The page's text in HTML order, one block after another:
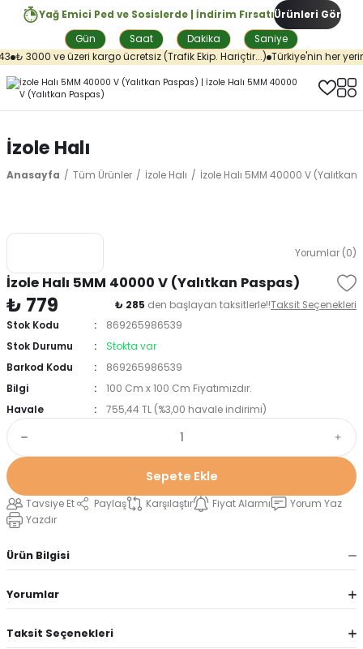
Yağ Emici Ped ve Sosislerde | İndirim Fırsatı
Gün
Saat Dakika Saniye
Ürünleri Gör
₺ 3000 ve üzeri kargo ücretsiz (Trafik Ekip. Hariçtir...) Türkiye'nin her
İzole Halı
Anasayfa Tüm Ürünler İzole Halı İzole Halı 5MM 40000 V
Yorumlar (0)
İzole Halı 5MM 40000 V (Yalıtkan Paspas)
₺ 779 ₺ 285 den başlayan taksitlerle!!Taksit Seçenekleri
Stok Kodu
869265986539
Stok Durumu
Stokta var
Barkod Kodu
869265986539
Bilgi
100 Cm x 100 Cm Fiyatımızdır.
Havale
755,44 TL (%3,00 havale indirimi)
Sepete Ekle
Tavsiye Et Paylaş Karşılaştır Fiyat Alarmı
Yorum Yaz
Yazdır
Ürün Bilgisi
Yorumlar
Taksit Seçenekleri